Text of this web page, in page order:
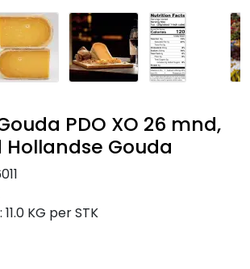
PDO XO 26 mnd,
Hollandse Gouda
11.0 KG per STK